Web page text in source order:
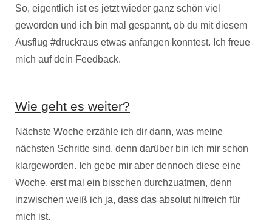
So, eigentlich ist es jetzt wieder ganz schön viel
geworden und ich bin mal gespannt, ob du mit diesem
Ausflug #druckraus etwas anfangen konntest. Ich freue
mich auf dein Feedback.
Wie geht es weiter?
Nächste Woche erzähle ich dir dann, was meine
nächsten Schritte sind, denn darüber bin ich mir schon
klargeworden. Ich gebe mir aber dennoch diese eine
Woche, erst mal ein bisschen durchzuatmen, denn
inzwischen weiß ich ja, dass das absolut hilfreich für
mich ist.